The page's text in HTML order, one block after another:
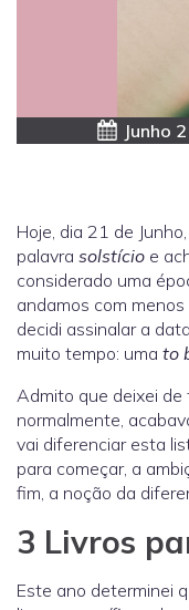
Junho
Hoje, dia 21 de
palavra solstício e
considerado uma
andamos com
decidi assinalar a
muito tempo: uma to
Admito que deixei
normalmente,
vai diferenciar esta
para começar, a
fim, a noção da
3 Livros
Este ano determinei